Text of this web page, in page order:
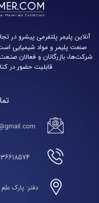
صنعت پلیمر و مواد شیمیایی
شرکت‌ها، بازرگانان و فعالان
قابلیت حضور در
- 09331990161
دفتر: پارک